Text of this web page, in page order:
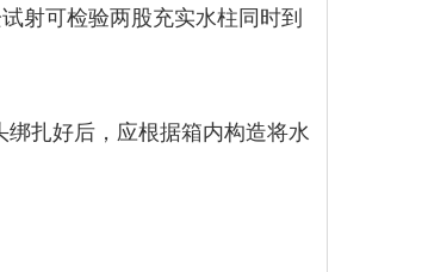
射可检验两股充实水柱同时到
扎好后，应根据箱内构造将水